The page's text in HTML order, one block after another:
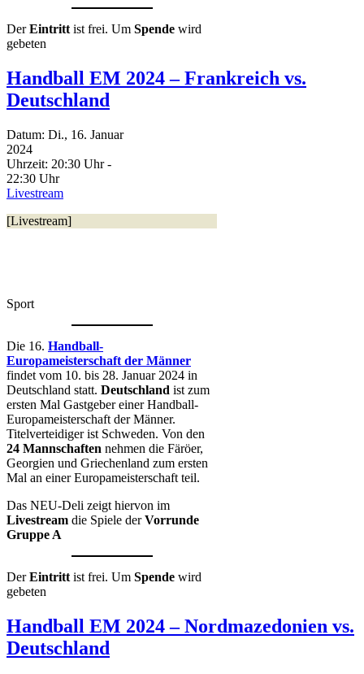
DerEintritt ist frei. Um Spende wird
gebeten
Handball EM 2024 – Frankreich vs.
Deutschland
Datum: Di., 16. Januar
2024
Uhrzeit: 20:30 Uhr -
22:30 Uhr
Livestream
[Livestream]
Sport
Die 16. Handball-
Europameisterschaft der Männer
findet vom 10. bis 28. Januar 2024 in
Deutschland statt. Deutschland ist zum
ersten Mal Gastgeber einer Handball-
Europameisterschaft der Männer.
Titelverteidiger ist Schweden. Von den
24 Mannschaften nehmen die Färöer,
Georgien und Griechenland zum ersten
Mal an einer Europameisterschaft teil.
Das NEU-Deli zeigt hiervon im
Livestream die Spiele derVorrunde
Gruppe A
DerEintritt ist frei. Um Spende wird
gebeten
Handball EM 2024 – Nordmazedonien vs.
Deutschland